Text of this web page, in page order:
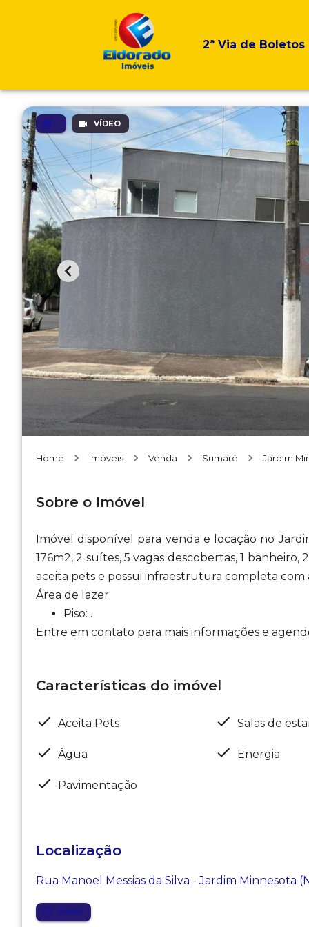
2ª Via de Boletos
VÍDEO
Home Imóveis Venda Sumaré Jardim
Sobre o Imóvel
Imóvel disponível para venda e locação no
176m2, 2 suítes, 5 vagas descobertas, 1
aceita pets e possui infraestrutura completa com
Área de lazer:
Piso: .
Entre em contato para mais informações e
Características do imóvel
Aceita Pets Salas de
Água Energia
Pavimentação
Localização
Rua Manoel Messias da Silva - Jardim Minnesota
MAPA